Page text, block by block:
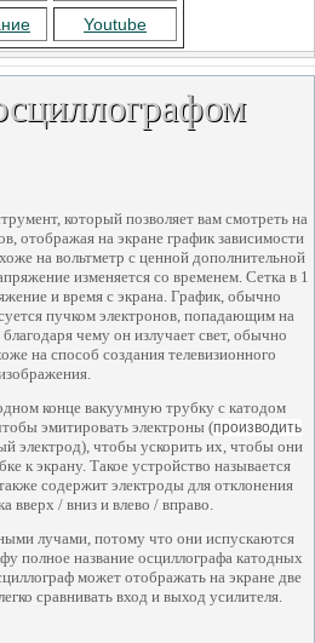
Youtube
который позволяет вам смотреть на
отображая на экране график зависимости
на вольтметр с ценной дополнительной
изменяется со временем. Сетка в 1
и время с экрана. График, обычно
пучком электронов, попадающим на
чему он излучает свет, обычно
на способ создания телевизионного
конце вакуумную трубку с катодом
эмитировать электроны (производить
электрод), чтобы ускорить их, чтобы они
к экрану. Такое устройство называется
содержит электроды для отклонения
вверх / вниз и влево / вправо.
лучами, потому что они испускаются
полное название осциллографа катодных
может отображать на экране две
сравнивать вход и выход усилителя.